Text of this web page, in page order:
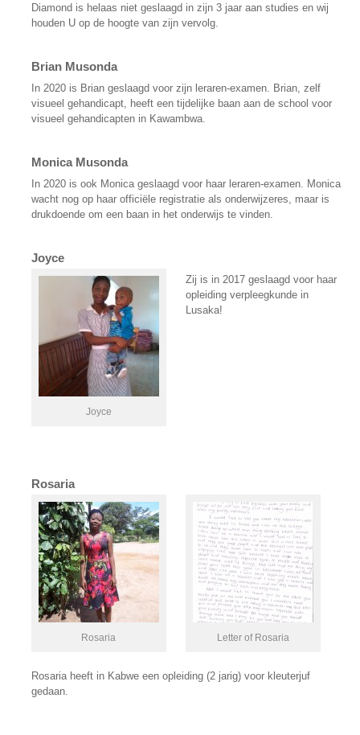
Diamond is helaas niet geslaagd in zijn 3 jaar aan studies en wij
houden U op de hoogte van zijn vervolg.
Brian Musonda
In 2020 is Brian geslaagd voor zijn leraren-examen. Brian, zelf
visueel gehandicapt, heeft een tijdelijke baan aan de school voor
visueel gehandicapten in Kawambwa.
Monica Musonda
In 2020 is ook Monica geslaagd voor haar leraren-examen. Monica
wacht nog op haar officiële registratie als onderwijzeres, maar is
drukdoende om een baan in het onderwijs te vinden.
Joyce
Joyce
Zij is in 2017 geslaagd voor haar
opleiding verpleegkunde in
Lusaka!
Rosaria
Rosaria Letter of Rosaria
Rosaria heeft in Kabwe een opleiding (2 jarig) voor kleuterjuf
gedaan.